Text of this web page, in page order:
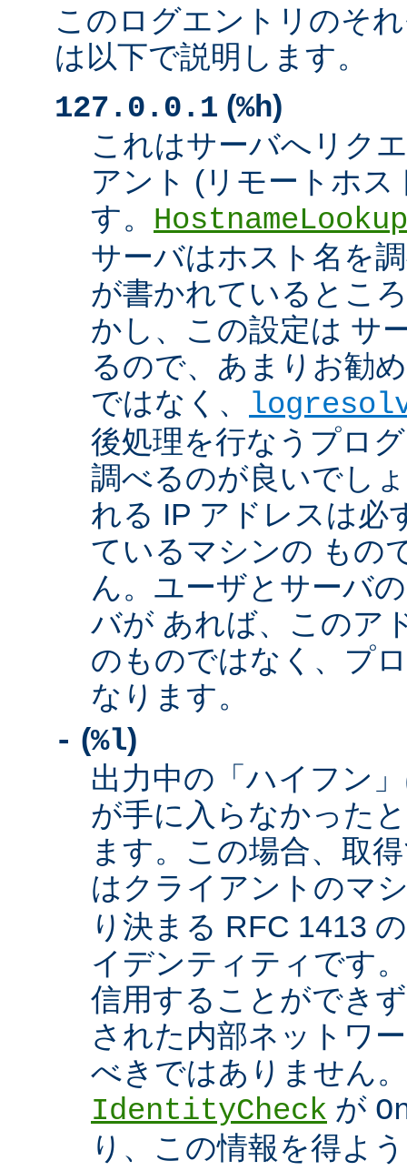
このログエントリのそ
は以下で説明します。
127.0.0.1 (%h)
これはサーバへリク
アント (リモートホ
す。
サーバはホスト名を
が書かれているとこ
かし、この設定は サ
るので、あまりお勧
ではなく、
後処理を行なうプロ
調べるのが良いでし
れる IP アドレスは必
ているマシンの もの
ん。ユーザとサーバ
バが あれば、このア
のものではなく、プ
なります。
- (%l)
出力中の「ハイフン
が手に入らなかった
ます。この場合、取
はクライアントのマ
り決まる RFC 1413
イデンティティです
信用することができ
された内部ネットワ
べきではありません
IdentityCheck が
り、この情報を得よ